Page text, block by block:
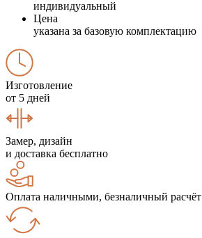
индивидуальный
Цена
указана за базовую комплектацию
Изготовление
от 5 дней
Замер, дизайн
и доставка бесплатно
Оплата наличными, безналичный расчёт